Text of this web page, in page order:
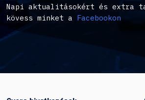
Napi aktualitásokért és extra
kövess minket a Facebookon